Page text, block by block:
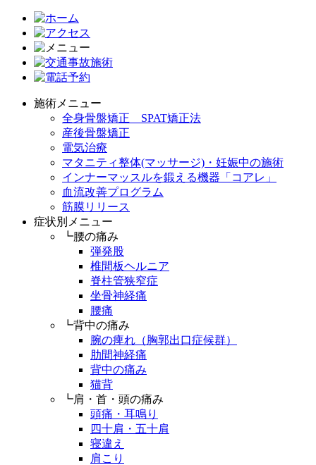
施術メニュー
全身骨盤矯正 SPAT矯正法
産後骨盤矯正
電気治療
マタニティ整体(マッサージ)・妊娠中の施術
インナーマッスルを鍛える機器「コアレ」
血流改善プログラム
筋膜リリース
症状別メニュー
┗腰の痛み
弾発股
椎間板ヘルニア
脊柱管狭窄症
坐骨神経痛
腰痛
┗背中の痛み
腕の痺れ（胸郭出口症候群）
肋間神経痛
背中の痛み
猫背
┗肩・首・頭の痛み
頭痛・耳鳴り
四十肩・五十肩
寝違え
肩こり